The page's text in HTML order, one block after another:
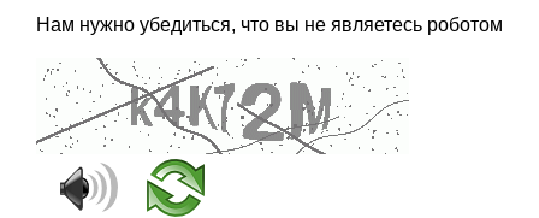
Нам нужно убедиться, что вы не являетесь роботом